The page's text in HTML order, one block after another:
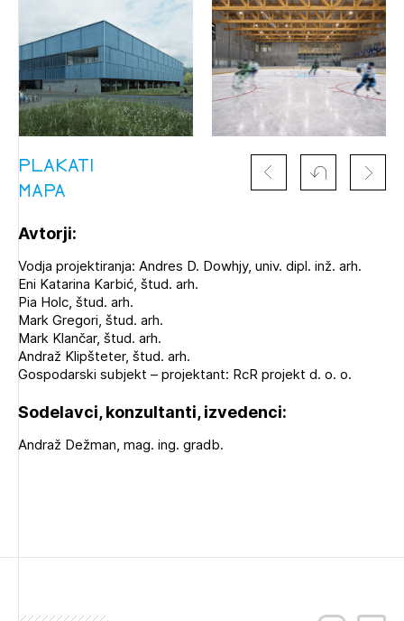
PLAKATI
MAPA
Avtorji:
Vodja projektiranja: Andres D. Dowhjy, univ. dipl. inž. arh.
Eni Katarina Karbić, štud. arh.
Pia Holc, štud. arh.
Mark Gregori, štud. arh.
Mark Klančar, štud. arh.
Andraž Klipšteter, štud. arh.
Gospodarski subjekt – projektant: RcR projekt d. o. o.
Sodelavci, konzultanti, izvedenci:
Andraž Dežman, mag. ing. gradb.